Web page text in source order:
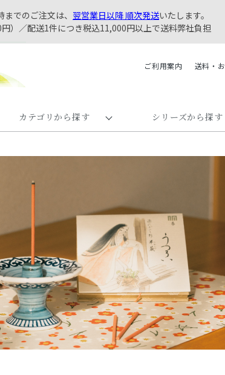
までのご注文は、 翌営業日以降 順次発送いたします。
）／配送1件につき税込11,000円以上で送料弊社負担
ご利用案内 送料・
カテゴリから探す シリーズから探す